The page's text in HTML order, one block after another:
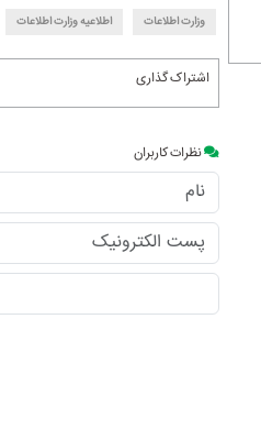
وزارت اطلاعات اطلاعیه وزارت اطلاعات
اشتراک گذاری
نظرات کاربران